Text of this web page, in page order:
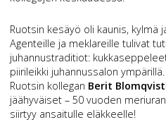
Ruotsin kesäyö oli kaunis, kylmä
Agenteille ja meklareille tulivat
juhannustraditiot:
piirileikki juhannussalon
Ruotsin kollegan Berit
jäähyväiset – 50 vuoden
siirtyy ansaitulle eläkkeelle!